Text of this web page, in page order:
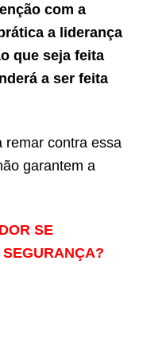
com a
a liderança
que seja feita
a ser feita
remar contra essa
garantem a
SE